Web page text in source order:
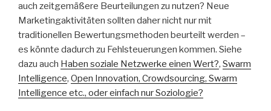
auch zeitgemäßere Beurteilungen zu nutzen? Neue
Marketingaktivitäten sollten daher nicht nur mit
traditionellen Bewertungsmethoden beurteilt werden –
es könnte dadurch zu Fehlsteuerungen kommen. Siehe
dazu auch Haben soziale Netzwerke einen Wert?, Swarm
Intelligence, Open Innovation, Crowdsourcing, Swarm
Intelligence etc., oder einfach nur Soziologie?